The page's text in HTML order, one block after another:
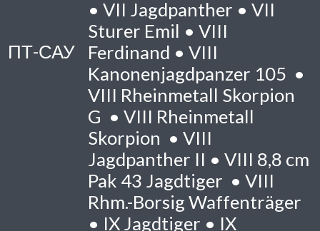
ПТ-САУ
• VII Jagdpanther • VII
Sturer Emil • VIII
Ferdinand • VIII
Kanonenjagdpanzer 105 •
VIII Rheinmetall Skorpion
G • VIII Rheinmetall
Skorpion • VIII
Jagdpanther II • VIII 8,8 cm
Pak 43 Jagdtiger • VIII
Rhm.-Borsig Waffenträger
• IX Jagdtiger • IX